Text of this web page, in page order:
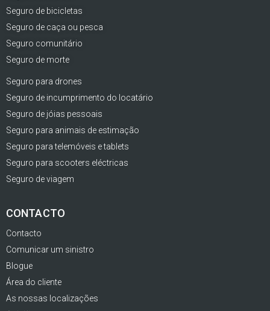
Seguro de bicicletas
Seguro de caça ou pesca
Seguro comunitário
Seguro de morte
Seguro para drones
Seguro de incumprimento do locatário
Seguro de jóias pessoais
Seguro para animais de estimação
Seguro para telemóveis e tablets
Seguro para scooters eléctricas
Seguro de viagem
CONTACTO
Contacto
Comunicar um sinistro
Blogue
Área do cliente
As nossas localizações